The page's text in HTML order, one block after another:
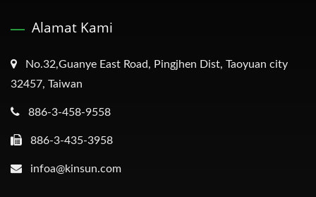
Alamat Kami
No.32,Guanye East Road, Pingjhen Dist, Taoyuan city
32457, Taiwan
886-3-458-9558
886-3-435-3958
infoa@kinsun.com